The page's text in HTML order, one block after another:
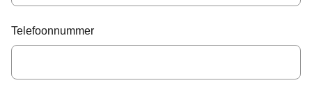
Telefoonnummer